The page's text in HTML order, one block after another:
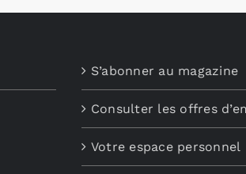
S’abonner au magazine
Consulter les offres
Votre espace personnel